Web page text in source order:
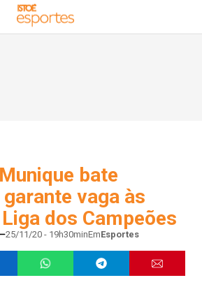
bate
vaga às
dos Campeões
25/11/20 - 19h30minEmEsportes